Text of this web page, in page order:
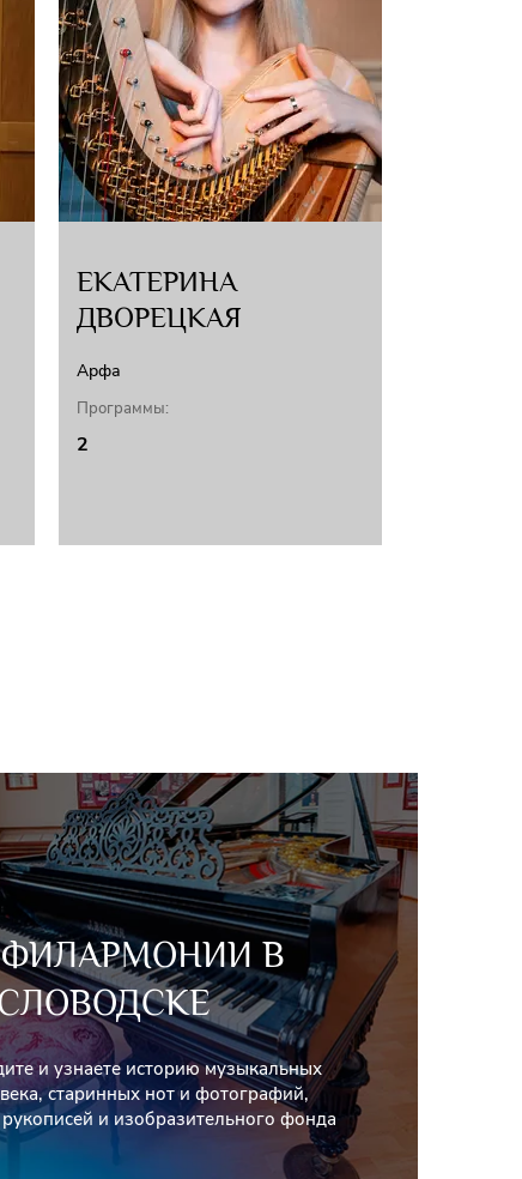
Польше, Эстонии, Южной Корее, Китае,
радио записал с Бамбергским
композиторов. Сотрудничает с ведущими
Московской и Санкт-Петербургской
Государственный академический
Большой симфонический оркестр имени
ЕКАТЕРИНА
ДВОРЕЦКАЯ
Арфа
Программы:
2
В
и узнаете историю музыкальных
старинных нот и фотографий,
и изобразительного фонда